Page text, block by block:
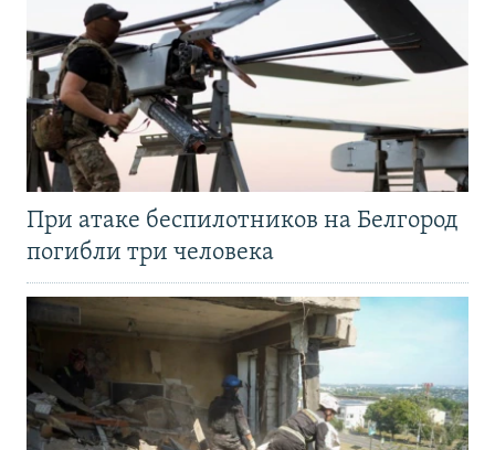
При атаке беспилотников на Белгород
погибли три человека